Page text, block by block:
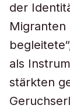
der
als
stärkten